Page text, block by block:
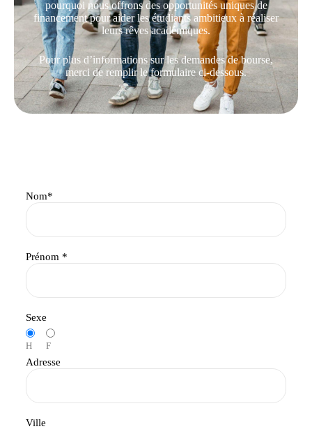
pourquoi nous offrons des opportunités uniques de
financement pour aider les étudiants ambitieux à réaliser
leurs rêves académiques.
Pour plus d’informations sur les demandes de bourse,
merci de remplir le formulaire ci-dessous.
Nom*
Prénom *
Sexe
H F
Adresse
Ville